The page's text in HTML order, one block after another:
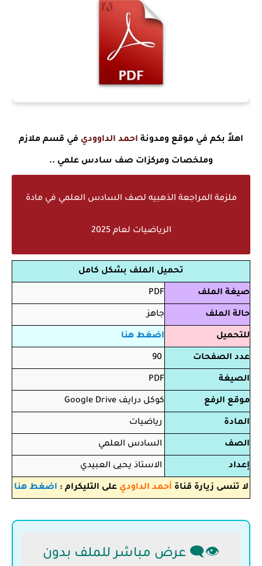
اهلاً بكم في موقع ومدونة احمد الداوودي في قسم ملازم
وملخصات ومركزات صف سادس علمي ..
ملزمة المراجعة الذهبيه لصف السادس العلمي في مادة
الرياضيات لعام 2025
تحميل الملف بشكل كامل
صيغة الملف PDF
حالة الملف جاهز
للتحميل اضغط هنا
عدد الصفحات
الصيغة PDF
موقع الرفع كوكل درايف Google Drive
المادة رياضيات
الصف السادس العلمي
إعداد الاستاذ يحيى العبيدي
لا تنسى زيارة قناة أحمد الداودي على التليكرام : اضغط هنا
👁️‍🗨️ عرض مباشر للملف بدون